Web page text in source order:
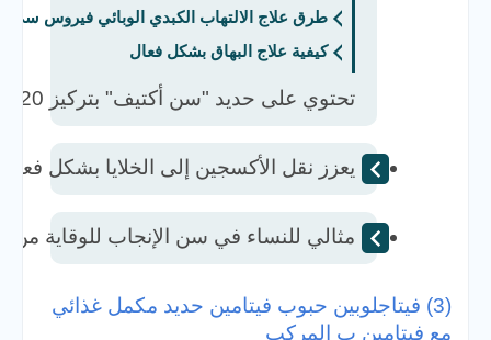
طرق علاج الالتهاب الكبدي الوبائي فيروس سي
كيفية علاج البهاق بشكل فعال
تحتوي على حديد "سن أكتيف" بتركيز 20 ملغ لكل قرص.
يعزز نقل الأكسجين إلى الخلايا بشكل
مثالي للنساء في سن الإنجاب للوقاية
(3) فيتاجلوبين حبوب فيتامين حديد مكمل غذائي
مع فيتامين ب المركب